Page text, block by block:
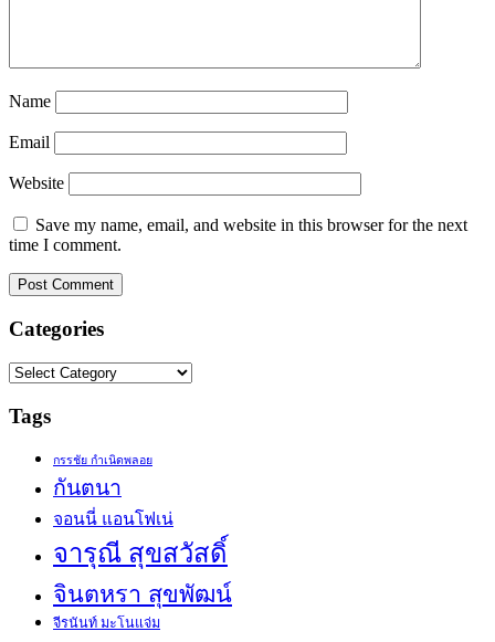
Name
Email
Website
Save my name, email, and website in this browser for the next
time I comment.
Categories
Categories
Tags
กรรชัย กำเนิดพลอย
กันตนา
จอนนี่ แอนโฟเน่
จารุณี สุขสวัสดิ์
จินตหรา สุขพัฒน์
จีรนันท์ มะโนแจ่ม